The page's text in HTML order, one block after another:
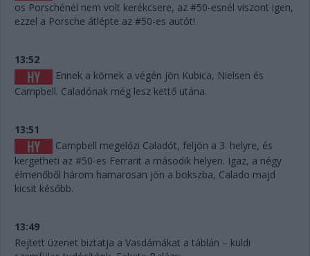
os Porschénél nem volt kerékcsere, az #50-esnél viszont igen,
ezzel a Porsche átlépte az #50-es autót!
13:52
Ennek a körnek a végén jön Kubica, Nielsen és
Campbell. Caladónak még lesz kettő utána.
13:51
Campbell megelőzi Caladót, feljön a 3. helyre, és
kergetheti az #50-es Ferrarit a második helyen. Igaz, a négy
élmenőből három hamarosan jön a bokszba, Calado majd
kicsit később.
13:49
Rejtett üzenet biztatja a Vasdámákat a táblán – küldi